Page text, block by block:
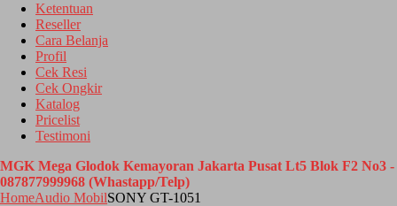
Ketentuan
Reseller
Cara Belanja
Profil
Cek Resi
Cek Ongkir
Katalog
Pricelist
Testimoni
MGK Mega Glodok Kemayoran Jakarta Pusat Lt5 Blok F2 No3 -
087877999968 (Whastapp/Telp)
HomeAudio MobilSONY GT-1051